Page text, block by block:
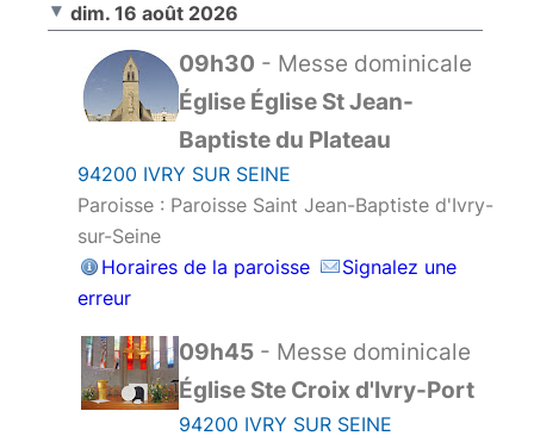
dim. 16 août 2026
09h30 - Messe dominicale
Église Église St Jean-
Baptiste du Plateau
94200 IVRY SUR SEINE
Paroisse : Paroisse Saint Jean-Baptiste d'Ivry-
sur-Seine
Horaires de la paroisse
Signalez une
erreur
09h45 - Messe dominicale
Église Ste Croix d'Ivry-Port
94200 IVRY SUR SEINE